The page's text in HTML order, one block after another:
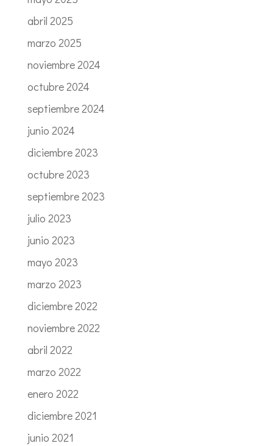
abril 2025
marzo 2025
noviembre 2024
octubre 2024
septiembre 2024
junio 2024
diciembre 2023
octubre 2023
septiembre 2023
julio 2023
junio 2023
mayo 2023
marzo 2023
diciembre 2022
noviembre 2022
abril 2022
marzo 2022
enero 2022
diciembre 2021
junio 2021